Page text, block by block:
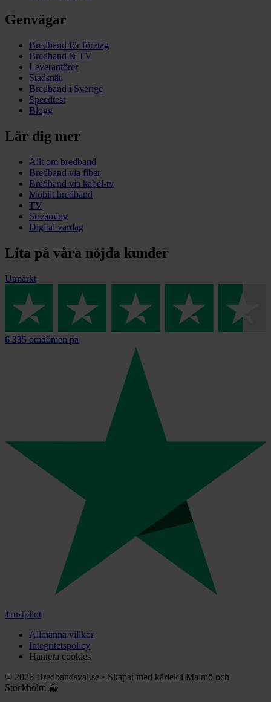
Genvägar
Bredband för företag
Bredband & TV
Leverantörer
Stadsnät
Bredband i Sverige
Speedtest
Blogg
Lär dig mer
Allt om bredband
Bredband via fiber
Bredband via kabel-tv
Mobilt bredband
TV
Streaming
Digital vardag
Lita på våra nöjda kunder
Utmärkt
6 335 omdömen på
Trustpilot
Allmänna villkor
Integritetspolicy
Hantera cookies
© 2026 Bredbandsval.se • Skapat med kärlek i Malmö och
Stockholm 🐳